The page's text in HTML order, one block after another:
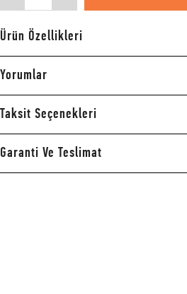
Ürün Özellikleri
Yorumlar
Taksit Seçenekleri
Garanti Ve Teslimat